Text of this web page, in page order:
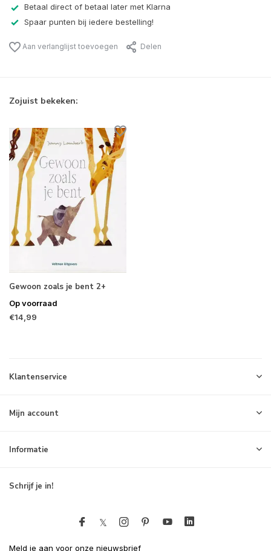
Betaal direct of betaal later met Klarna
Spaar punten bij iedere bestelling!
Aan verlanglijst toevoegen Delen
Zojuist bekeken:
Gewoon zoals je bent 2+
Op voorraad
€14,99
Klantenservice
Mijn account
Informatie
Schrijf je in!
Meld je aan voor onze nieuwsbrief